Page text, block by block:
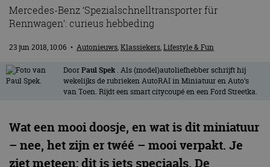
Mercedes-Benz ‘Spezialschnelltransporter für
Rennwagen’: curieus hebbeding
23 jun 2018, 10:06 • Autonieuws,Klassiekers,Lifestyle & Fun
DoorPaul Spek . Als (model)autoliefhebber schrijft hij
wekelijks de rubrieken AutoRAI in Miniatuur en Auto’s
van Toen. Rijdt een smart citycoupé en een Ford Streetka.
Wat een mooi doosje, en wat is dit miniatuur
– nee, het zijn er twéé – mooi verpakt. Je
ziet meteen: dit is iets speciaals. De